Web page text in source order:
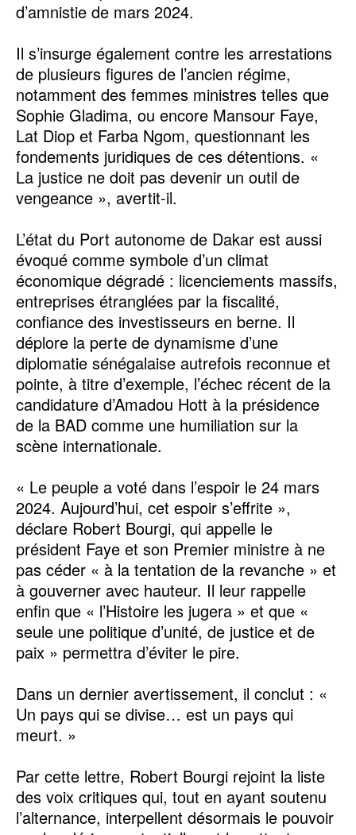
d’amnistie de mars 2024.
Il s’insurge également contre les arrestations
de plusieurs figures de l’ancien régime,
notamment des femmes ministres telles que
Sophie Gladima, ou encore Mansour Faye,
Lat Diop et Farba Ngom, questionnant les
fondements juridiques de ces détentions. «
La justice ne doit pas devenir un outil de
vengeance », avertit-il.
L’état du Port autonome de Dakar est aussi
évoqué comme symbole d’un climat
économique dégradé : licenciements massifs,
entreprises étranglées par la fiscalité,
confiance des investisseurs en berne. Il
déplore la perte de dynamisme d’une
diplomatie sénégalaise autrefois reconnue et
pointe, à titre d’exemple, l’échec récent de la
candidature d’Amadou Hott à la présidence
de la BAD comme une humiliation sur la
scène internationale.
« Le peuple a voté dans l’espoir le 24 mars
2024. Aujourd’hui, cet espoir s’effrite »,
déclare Robert Bourgi, qui appelle le
président Faye et son Premier ministre à ne
pas céder « à la tentation de la revanche » et
à gouverner avec hauteur. Il leur rappelle
enfin que « l’Histoire les jugera » et que «
seule une politique d’unité, de justice et de
paix » permettra d’éviter le pire.
Dans un dernier avertissement, il conclut : «
Un pays qui se divise… est un pays qui
meurt. »
Par cette lettre, Robert Bourgi rejoint la liste
des voix critiques qui, tout en ayant soutenu
l’alternance, interpellent désormais le pouvoir